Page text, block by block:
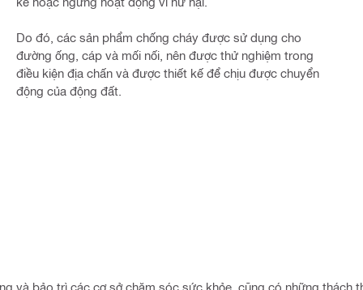
Do đó, các sản phẩm chống cháy được sử dụng cho
đường ống, cáp và mối nối, nên được thử nghiệm trong
điều kiện địa chấn và được thiết kế để chịu được chuyển
động của động đất.
và bảo trì các cơ sở chăm sóc sức khỏe, cũng có những thách